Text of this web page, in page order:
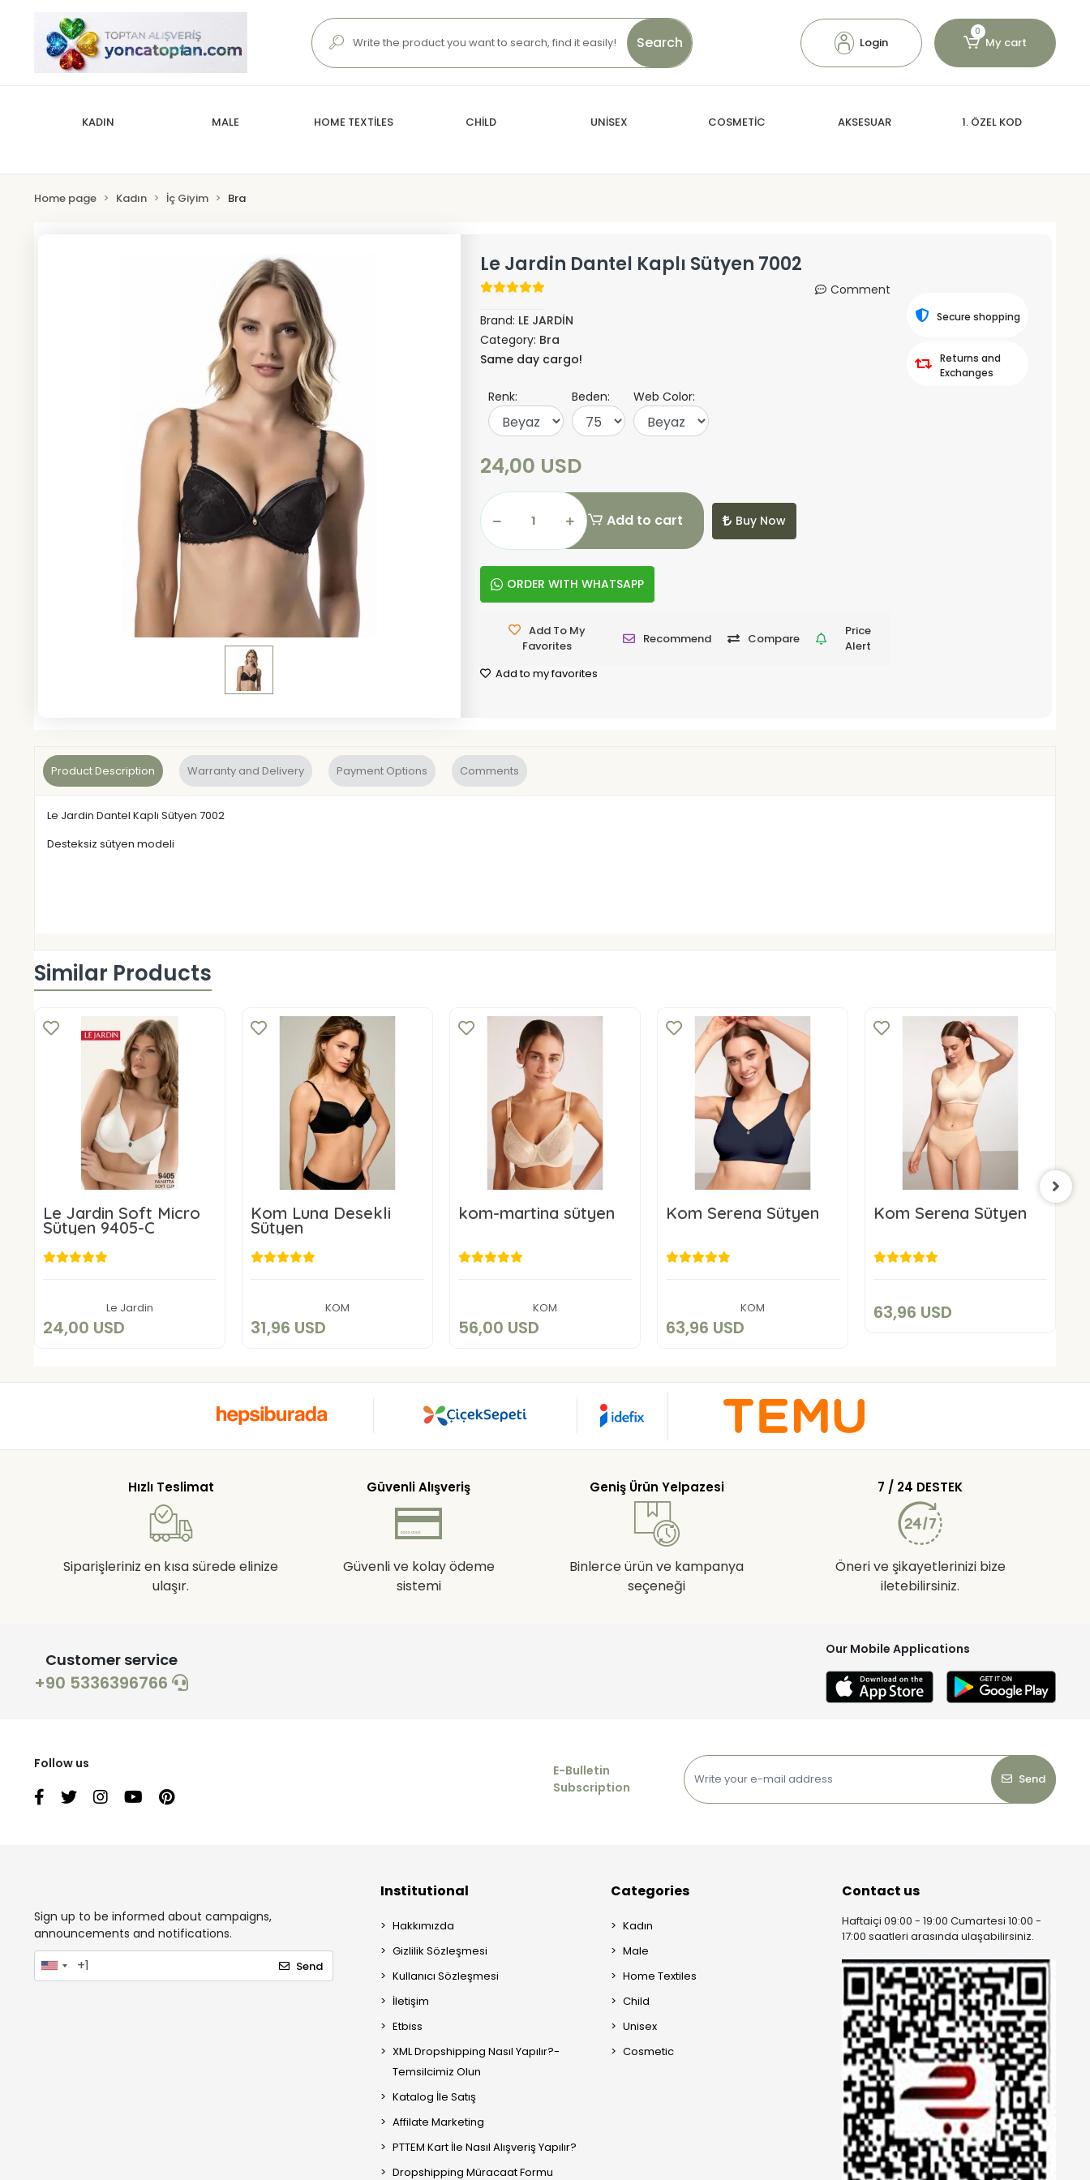
Search Login
0
My cart
KADIN MALE HOME TEXTİLES CHİLD UNİSEX COSMETİC AKSESUAR 1. ÖZEL KOD
Home page Kadın İç Giyim Bra
Le Jardin Dantel Kaplı Sütyen 7002
Comment
Brand: LE JARDİN
Category: Bra
Same day cargo!
Renk: Beden: Web Color:
24,00 USD
Add to cart Buy Now
ORDER WITH WHATSAPP
Add To My
Favorites
Recommend Compare
Price
Alert
Add to my favorites
Secure shopping
Returns and
Exchanges
Product Description Warranty and Delivery Payment Options Comments
Le Jardin Dantel Kaplı Sütyen 7002
Desteksiz sütyen modeli
Similar Products
Le Jardin Soft Micro
Sütyen 9405-C
Le Jardin
24,00 USD
Add to cart
Kom Luna Desekli
Sütyen
KOM
31,96 USD
Add to cart
kom-martina sütyen
KOM
56,00 USD
Add to cart
Kom Serena Sütyen
KOM
63,96 USD
Add to cart
Kom Serena Sütyen
63,96 USD
63,96 USD
Hızlı Teslimat
Siparişleriniz en kısa sürede elinize
ulaşır.
Güvenli Alışveriş
Güvenli ve kolay ödeme
sistemi
Geniş Ürün Yelpazesi
Binlerce ürün ve kampanya
seçeneği
7 / 24 DESTEK
Öneri ve şikayetlerinizi bize
iletebilirsiniz.
Customer service
+90 5336396766
Our Mobile Applications
Follow us
E-Bulletin
Subscription
Send
Sign up to be informed about campaigns,
announcements and notifications.
Send
Institutional
Hakkımızda
Gizlilik Sözleşmesi
Kullanıcı Sözleşmesi
İletişim
Etbiss
XML Dropshipping Nasıl Yapılır?-
Temsilcimiz Olun
Katalog İle Satış
Affilate Marketing
PTTEM Kart İle Nasıl Alışveriş Yapılır?
Dropshipping Müracaat Formu
Categories
Kadın
Male
Home Textiles
Child
Unisex
Cosmetic
Contact us
Haftaiçi 09:00 - 19:00 Cumartesi 10:00 -
17:00 saatleri arasında ulaşabilirsiniz.